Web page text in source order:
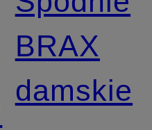
BRAX
damskie